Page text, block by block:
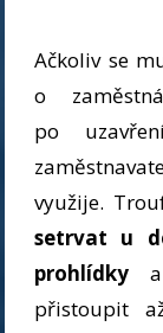
Ačkoliv se
o
po
využije.
setrvat u
prohlídky a
přistoupit